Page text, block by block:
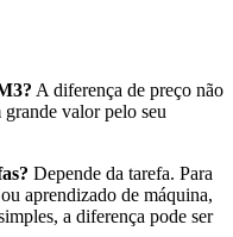
A diferença de preço não
valor pelo seu
Depende da tarefa. Para
aprendizado de máquina,
a diferença pode ser